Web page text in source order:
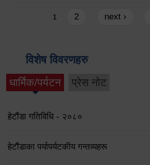
1 2 next ›
विशेष विवरणहरु
धार्मिक/पर्यटन प्रेस नोट
हेटौंडा गतिविधि - २०८०
हेटौंडाका पर्यापर्यटकीय गन्तव्यहरू